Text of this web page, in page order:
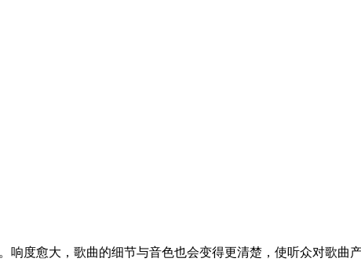
度愈大，歌曲的细节与音色也会变得更清楚，使听众对歌曲